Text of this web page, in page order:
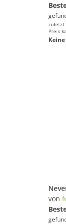
zuletzt
Preis
von